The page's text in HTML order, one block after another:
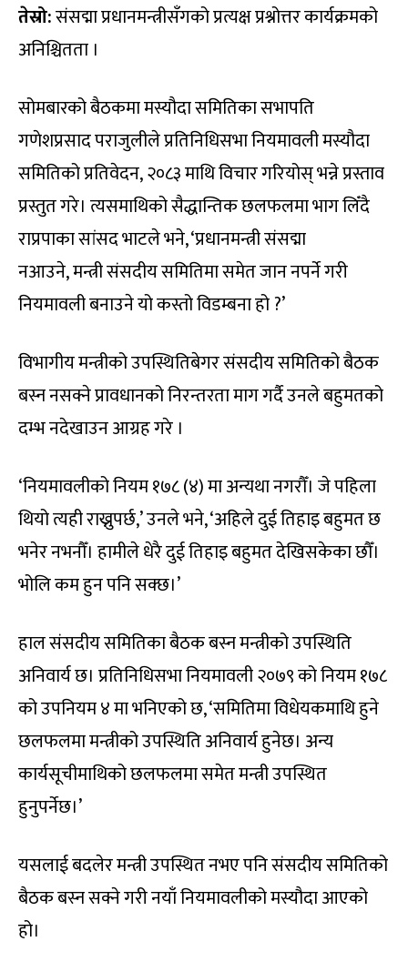
तेस्रो:संसद्मा प्रधानमन्त्रीसँगको प्रत्यक्ष प्रश्नोत्तर कार्यक्रमको
अनिश्चितता ।
सोमबारको बैठकमा मस्यौदा समितिका सभापति
गणेशप्रसाद पराजुलीले प्रतिनिधिसभा नियमावली मस्यौदा
समितिको प्रतिवेदन, २०८३ माथि विचार गरियोस् भन्ने प्रस्ताव
प्रस्तुत गरे। त्यसमाथिको सैद्धान्तिक छलफलमा भाग लिँदै
राप्रपाका सांसद भाटले भने, ‘प्रधानमन्त्री संसद्मा
नआउने, मन्त्री संसदीय समितिमा समेत जान नपर्ने गरी
नियमावली बनाउने यो कस्तो विडम्बना हो ?’
विभागीय मन्त्रीको उपस्थितिबेगर संसदीय समितिको बैठक
बस्न नसक्ने प्रावधानको निरन्तरता माग गर्दै उनले बहुमतको
दम्भ नदेखाउन आग्रह गरे ।
‘नियमावलीको नियम १७८ (४) मा अन्यथा नगरौँ। जे पहिला
थियो त्यही राख्नुपर्छ,’ उनले भने, ‘अहिले दुई तिहाइ बहुमत छ
भनेर नभनौँ। हामीले धेरै दुई तिहाइ बहुमत देखिसकेका छौँ।
भोलि कम हुन पनि सक्छ।’
हाल संसदीय समितिका बैठक बस्न मन्त्रीको उपस्थिति
अनिवार्य छ। प्रतिनिधिसभा नियमावली २०७९ को नियम १७८
को उपनियम ४ मा भनिएको छ, ‘समितिमा विधेयकमाथि हुने
छलफलमा मन्त्रीको उपस्थिति अनिवार्य हुनेछ। अन्य
कार्यसूचीमाथिको छलफलमा समेत मन्त्री उपस्थित
हुनुपर्नेछ।’
यसलाई बदलेर मन्त्री उपस्थित नभए पनि संसदीय समितिको
बैठक बस्न सक्ने गरी नयाँ नियमावलीको मस्यौदा आएको
हो।